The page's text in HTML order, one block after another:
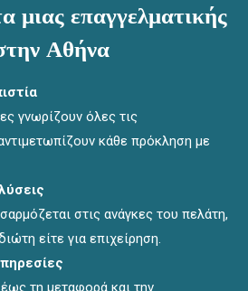
μιας επαγγελματικής
Αθήνα
γνωρίζουν όλες τις
κάθε πρόκληση με
στις ανάγκες του πελάτη,
είτε για επιχείρηση.
τη μεταφορά και την